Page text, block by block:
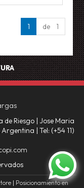
1 de 1
Riesgo | Jose Maria
| Tel: (+54 11)
| Posicionamiento en